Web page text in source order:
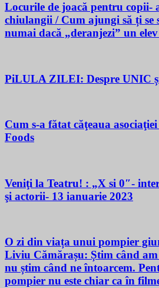
Locurile de joacă pentru copii-
chiulangii / Cum ajungi să ți se
numai dacă „deranjezi” un
PiLULA ZILEI: Despre UNIC
Cum s-a fătat căţeaua
Foods
Veniţi la Teatru! : „X si 0″-
şi actorii- 13 ianuarie 2023
O zi din viața unui pompier
Liviu Cămărașu: Știm când am
nu știm când ne întoarcem.
pompier nu este chiar ca în